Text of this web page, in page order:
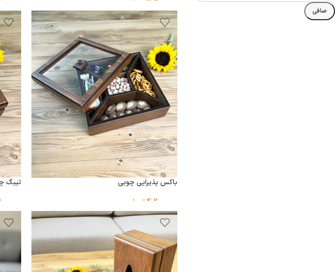
صافی
باکس پذیرایی چوبی
4,200,000تومان
تیبگ